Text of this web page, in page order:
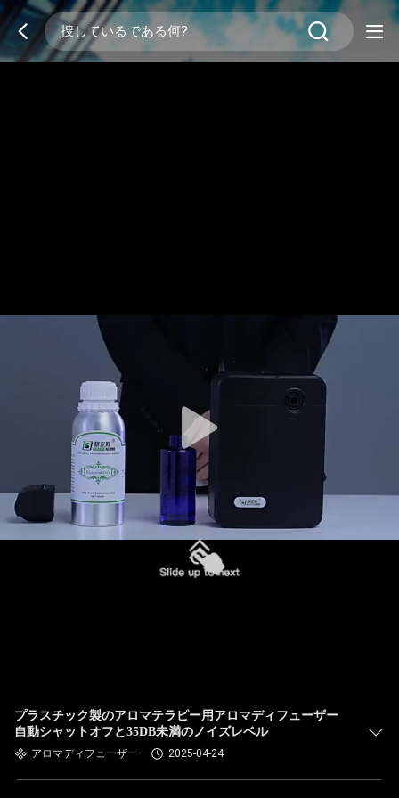
プラスチック製のアロマテラピー用アロマディフューザー
自動シャットオフと35DB未満のノイズレベル
アロマディフューザー 2025-04-24